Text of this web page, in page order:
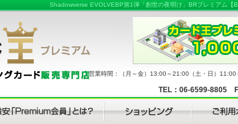
Shadowverse EVOLVEBP第1弾「創世の夜明け」BRプレミアム【
営業時間：（月～金）13:00～21:00（土・日）
TEL：06-6599-8805